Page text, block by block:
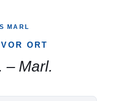
MARL
ORT
– Marl.